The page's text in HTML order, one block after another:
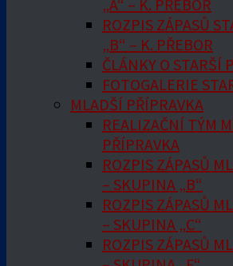
„A“ – K. PŘEBOR
ROZPIS ZÁPASŮ
„B“ – K. PŘEBOR
ČLÁNKY O STARŠÍ
FOTOGALERIE
MLADŠÍ PŘÍPRAVKA
REALIZAČNÍ TÝM
PŘÍPRAVKA
ROZPIS ZÁPASŮ
– SKUPINA „B“
ROZPIS ZÁPASŮ
– SKUPINA „C“
ROZPIS ZÁPASŮ